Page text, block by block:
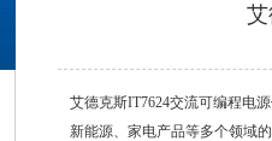
艾德克斯IT7624交流可编程电
新能源、家电产品等多个领